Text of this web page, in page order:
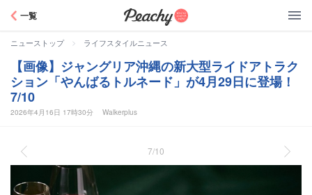
一覧
ニューストップ > ライフスタイルニュース
【画像】ジャングリア沖縄の新大型ライドアトラク
ション「やんばるトルネード」が4月29日に登場！
7/10
2026年4月16日 17時30分 Walkerplus
7/10